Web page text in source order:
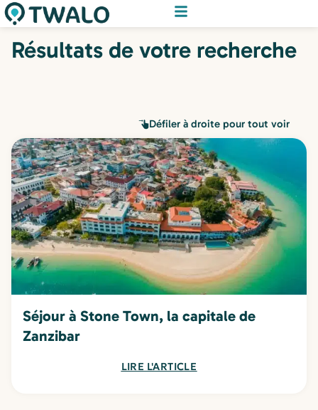
Résultats de votre recherche
Défiler à droite pour tout voir
Séjour à Stone Town, la capitale de
Zanzibar
LIRE L'ARTICLE